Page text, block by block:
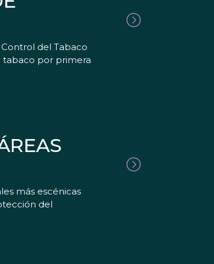
del Tabaco
tabaco por primera
más escénicas
del